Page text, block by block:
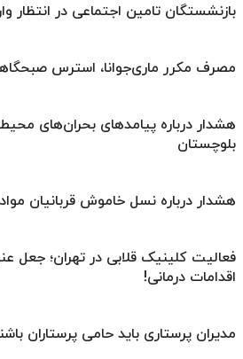
بازنشستگان تامین اجتماعی در انتظار
مصرف مکرر ماری‌جوانا، استرس
هشدار درباره پیامدهای بحران‌های
بلوچستان
هشدار درباره نسل خاموش قربانیان
فعالیت کلینیک قلابی در تهران؛ جعل
اقدامات درمانی!
مدیران پرستاری باید حامی پرستاران